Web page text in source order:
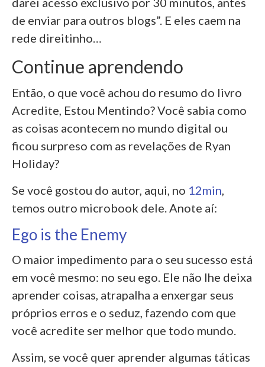
de enviar para outros blogs”. E eles caem na
rede direitinho…
Continue aprendendo
Então, o que você achou do resumo do livro
Acredite, Estou Mentindo? Você sabia como
as coisas acontecem no mundo digital ou
ficou surpreso com as revelações de Ryan
Holiday?
Se você gostou do autor, aqui, no 12min,
temos outro microbook dele. Anote aí:
Ego is the Enemy
O maior impedimento para o seu sucesso está
em você mesmo: no seu ego. Ele não lhe deixa
aprender coisas, atrapalha a enxergar seus
próprios erros e o seduz, fazendo com que
você acredite ser melhor que todo mundo.
Assim, se você quer aprender algumas táticas